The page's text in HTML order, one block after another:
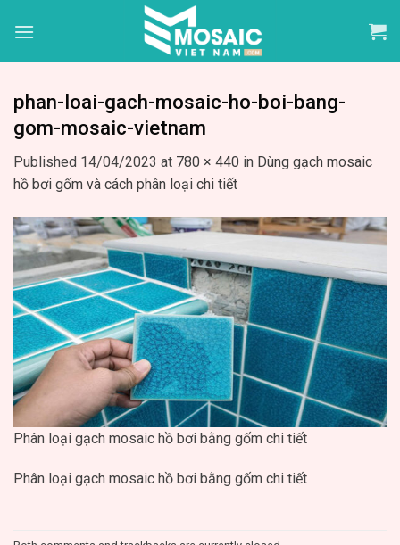
phan-loai-gach-mosaic-ho-boi-bang-
gom-mosaic-vietnam
Published 14/04/2023 at 780 × 440 in Dùng gạch mosaic
hồ bơi gốm và cách phân loại chi tiết
Phân loại gạch mosaic hồ bơi bằng gốm chi tiết
Phân loại gạch mosaic hồ bơi bằng gốm chi tiết